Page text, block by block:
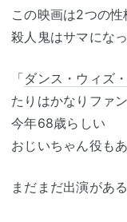
この映画は2つの性
殺人鬼はサマにな
「ダンス・ウィズ
たりはかなりファ
今年68歳らしい
おじいちゃん役
まだまだ出演があ